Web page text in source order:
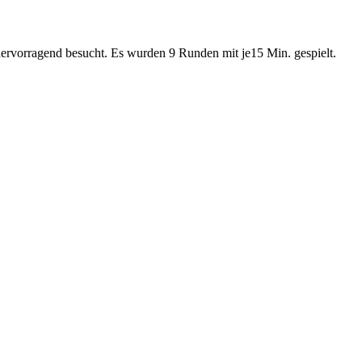
besucht. Es wurden 9 Runden mit je15 Min. gespielt.